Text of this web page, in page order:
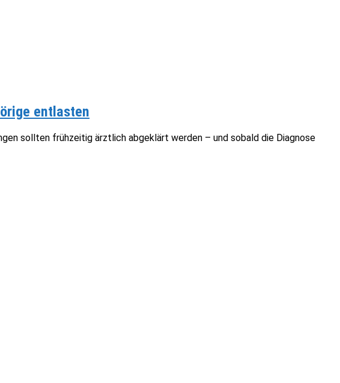
entlasten
sollten frühzeitig ärztlich abgeklärt werden – und sobald die Diagnose